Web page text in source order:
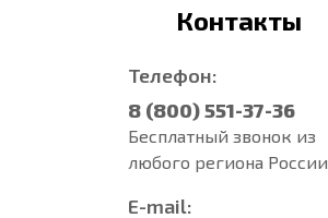
Контакты
Телефон:
8 (800) 551-37-36
Бесплатный звонок из
любого региона России
E-mail: